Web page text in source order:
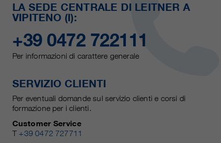
LA SEDE CENTRALE DI LEITNER A
VIPITENO (I):
+39 0472 722111
Per informazioni di carattere generale
SERVIZIO CLIENTI
Per eventuali domande sul servizio clienti e corsi di
formazione per i clienti.
Customer Service
T +39 0472 727711